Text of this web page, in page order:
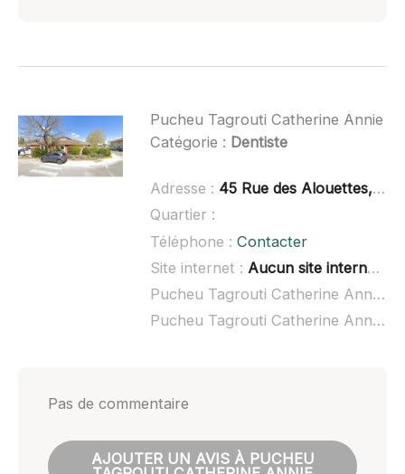
Pucheu Tagrouti Catherine Annie
Catégorie : Dentiste
Adresse : 45 Rue des Alouettes, 33114 Le Barp
Quartier :
Téléphone : Contacter
Site internet : Aucun site internet connu
Pucheu Tagrouti Catherine Annie à domicile :
Pucheu Tagrouti Catherine Annie ouvert dimanche :
Pas de commentaire
AJOUTER UN AVIS À PUCHEU